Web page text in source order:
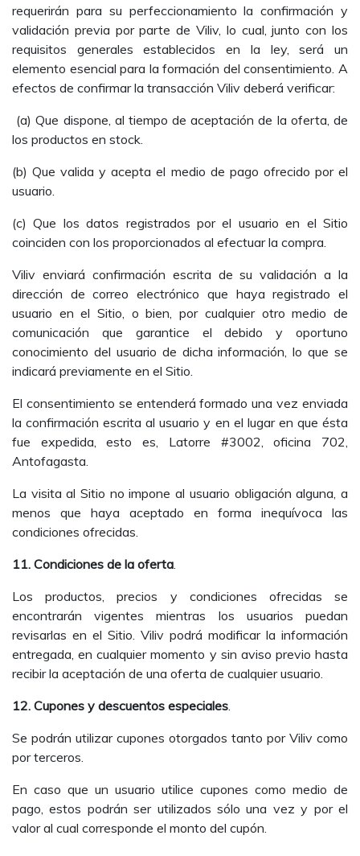
requerirán para su perfeccionamiento la confirmación y
validación previa por parte de Viliv, lo cual, junto con los
requisitos generales establecidos en la ley, será un
elemento esencial para la formación del consentimiento. A
efectos de confirmar la transacción Viliv deberá verificar:
(a) Que dispone, al tiempo de aceptación de la oferta, de
los productos en stock.
(b) Que valida y acepta el medio de pago ofrecido por el
usuario.
(c) Que los datos registrados por el usuario en el Sitio
coinciden con los proporcionados al efectuar la compra.
Viliv enviará confirmación escrita de su validación a la
dirección de correo electrónico que haya registrado el
usuario en el Sitio, o bien, por cualquier otro medio de
comunicación que garantice el debido y oportuno
conocimiento del usuario de dicha información, lo que se
indicará previamente en el Sitio.
El consentimiento se entenderá formado una vez enviada
la confirmación escrita al usuario y en el lugar en que ésta
fue expedida, esto es, Latorre #3002, oficina 702,
Antofagasta.
La visita al Sitio no impone al usuario obligación alguna, a
menos que haya aceptado en forma inequívoca las
condiciones ofrecidas.
11. Condiciones de la oferta.
Los productos, precios y condiciones ofrecidas se
encontrarán vigentes mientras los usuarios puedan
revisarlas en el Sitio. Viliv podrá modificar la información
entregada, en cualquier momento y sin aviso previo hasta
recibir la aceptación de una oferta de cualquier usuario.
12. Cupones y descuentos especiales.
Se podrán utilizar cupones otorgados tanto por Viliv como
por terceros.
En caso que un usuario utilice cupones como medio de
pago, estos podrán ser utilizados sólo una vez y por el
valor al cual corresponde el monto del cupón.